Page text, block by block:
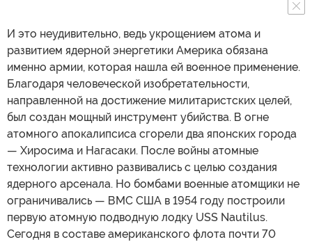
И это неудивительно, ведь укрощением атома и
развитием ядерной энергетики Америка обязана
именно армии, которая нашла ей военное применение.
Благодаря человеческой изобретательности,
направленной на достижение милитаристских целей,
был создан мощный инструмент убийства. В огне
атомного апокалипсиса сгорели два японских города
— Хиросима и Нагасаки. После войны атомные
технологии активно развивались с целью создания
ядерного арсенала. Но бомбами военные атомщики не
ограничивались — ВМС США в 1954 году построили
первую атомную подводную лодку USS Nautilus.
Сегодня в составе американского флота почти 70